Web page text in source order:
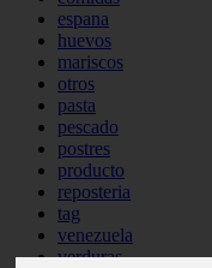
espana
huevos
mariscos
otros
pasta
pescado
postres
producto
reposteria
tag
venezuela
verduras